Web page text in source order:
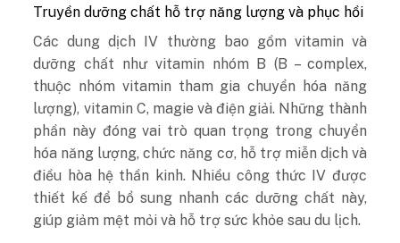
Truyền dưỡng chất hỗ trợ năng lượng và phục hồi
Các dung dịch IV thường bao gồm vitamin và
dưỡng chất như vitamin nhóm B (B – complex,
thuộc nhóm vitamin tham gia chuyển hóa năng
lượng), vitamin C, magie và điện giải. Những thành
phần này đóng vai trò quan trọng trong chuyển
hóa năng lượng, chức năng cơ, hỗ trợ miễn dịch và
điều hòa hệ thần kinh. Nhiều công thức IV được
thiết kế để bổ sung nhanh các dưỡng chất này,
giúp giảm mệt mỏi và hỗ trợ sức khỏe sau du lịch.